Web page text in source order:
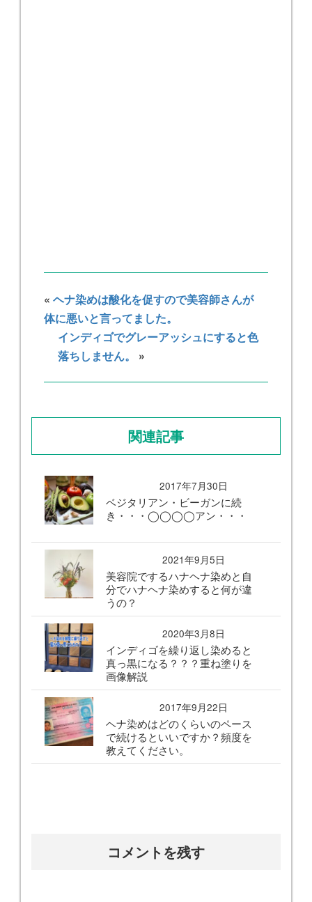
« ヘナ染めは酸化を促すので美容師さんが
体に悪いと言ってました。
インディゴでグレーアッシュにすると色
落ちしません。
»
関連記事
2017年7月30日
ベジタリアン・ビーガンに続
き・・・◯◯◯◯アン・・・
2021年9月5日
美容院でするハナヘナ染めと自
分でハナヘナ染めすると何が違
うの？
2020年3月8日
インディゴを繰り返し染めると
真っ黒になる？？？重ね塗りを
画像解説
2017年9月22日
ヘナ染めはどのくらいのペース
で続けるといいですか？頻度を
教えてください。
コメントを残す